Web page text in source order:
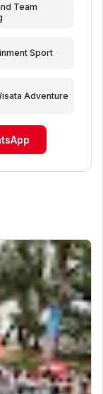
Team
Sport
Adventure